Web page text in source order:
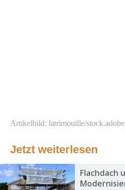
Artikelbild: latrimouille/
Jetzt weiterlesen
Flachdach